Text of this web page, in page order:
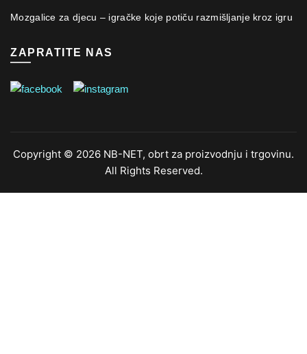
Mozgalice za djecu – igračke koje potiču razmišljanje kroz igru
ZAPRATITE NAS
Copyright © 2026 NB-NET, obrt za proizvodnju i trgovinu.
All Rights Reserved.